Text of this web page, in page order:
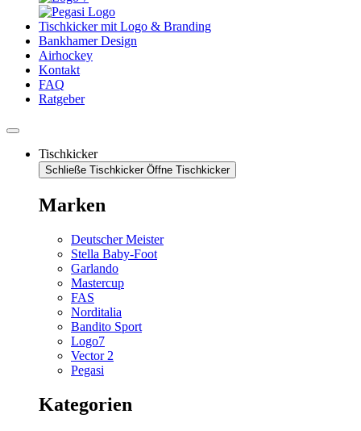
Tischkicker mit Logo & Branding
Bankhamer Design
Airhockey
Kontakt
FAQ
Ratgeber
Tischkicker
Schließe Tischkicker Öffne Tischkicker
Marken
Deutscher Meister
Stella Baby-Foot
Garlando
Mastercup
FAS
Norditalia
Bandito Sport
Logo7
Vector 2
Pegasi
Kategorien